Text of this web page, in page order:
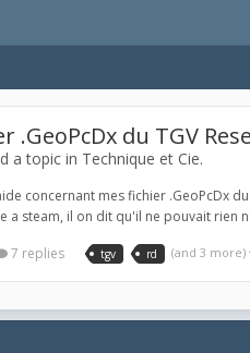
.GeoPcDx du TGV
a topic in Technique et Cie.
concernant mes fichier .GeoPcDx
a steam, il on dit qu'il ne pouvait rien
7 replies tgv rd (and 3 more)